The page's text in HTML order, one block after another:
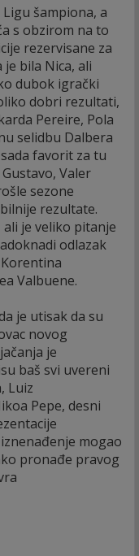
šampiona, a
s obzirom na to
rezervisane za
je bila Nica, ali
dubok igrački
dobri rezultati,
Pereire, Pola
selidbu Dalbera
favorit za tu
Valer
sezone
rezultate.
je veliko pitanje
odlazak
Valbuene.
je utisak da su
novog
je
baš svi uvereni
Luiz
Pepe, desni
mogao
pronađe pravog